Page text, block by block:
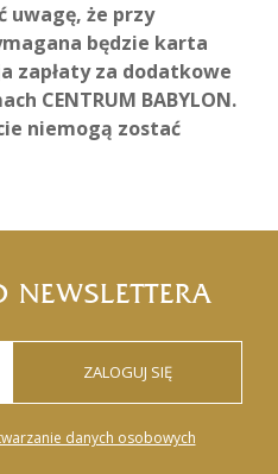
uwagę, że przy
będzie karta
zapłaty za dodatkowe
CENTRUM BABYLON.
niemogą zostać
NEWSLETTERA
ZALOGUJ SIĘ
danych osobowych